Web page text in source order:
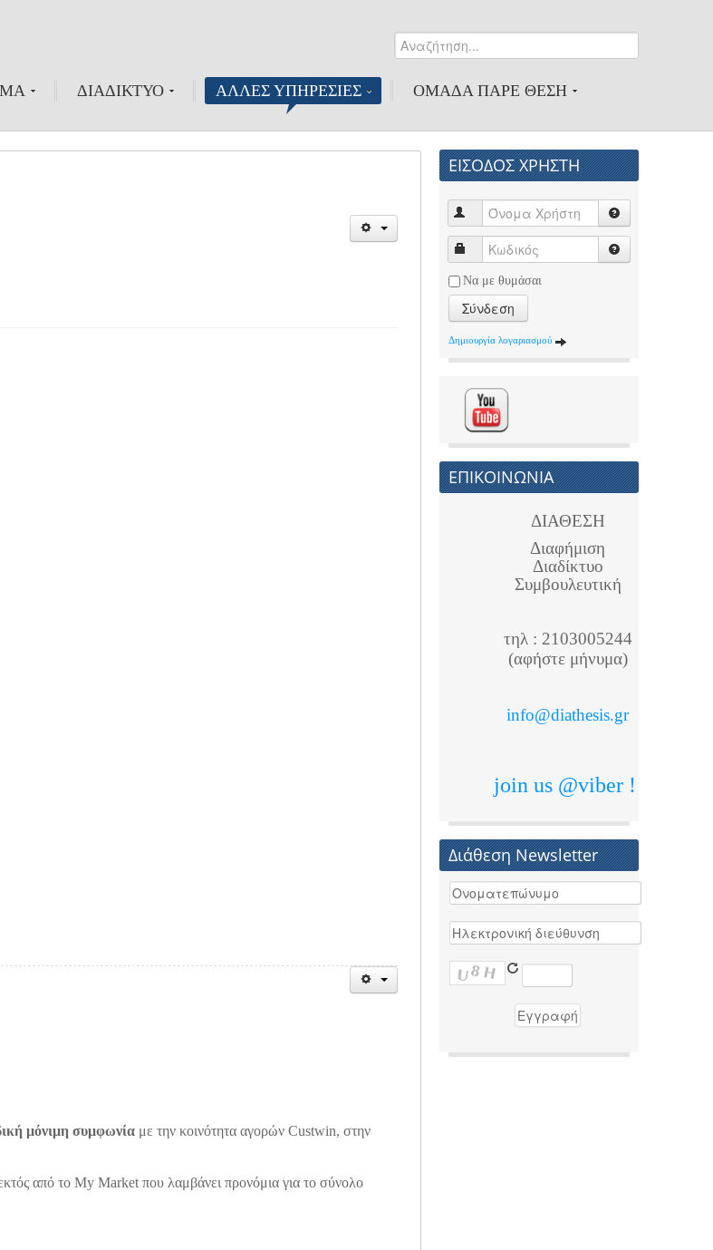
ΔΙΑΔΙΚΤΥΟ ΑΛΛΕΣ ΥΠΗΡΕΣΙΕΣ ΟΜΑΔΑ ΠΑΡΕ ΘΕΣΗ
μόνιμη συμφωνία με την κοινότητα αγορών Custwin, στην
από το My Market που λαμβάνει προνόμια για το σύνολο
ΕΙΣΟΔΟΣ ΧΡΗΣΤΗ
Να με θυμάσαι
Σύνδεση
Δημιουργία λογαριασμού
ΕΠΙΚΟΙΝΩΝΙΑ
ΔΙΑΘΕΣΗ
Διαφήμιση
Διαδίκτυο
Συμβουλευτική
τηλ : 2103005244
(αφήστε μήνυμα)
info@diathesis.gr
join us @viber !
Διάθεση Newsletter